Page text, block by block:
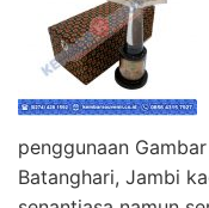
penggunaan
Batanghari, Jambi